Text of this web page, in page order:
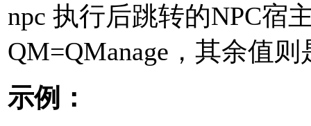
npc 执行后跳转的NPC宿
QM=QManage，其余值则
示例：